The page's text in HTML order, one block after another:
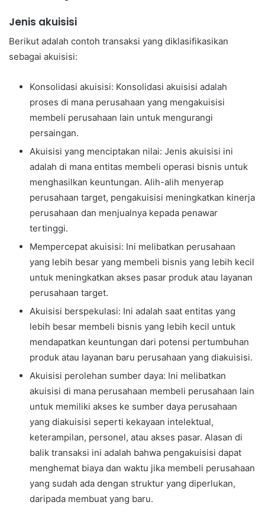
Jenis akuisisi
Berikut adalah contoh transaksi yang diklasifikasikan
sebagai akuisisi:
Konsolidasi akuisisi: Konsolidasi akuisisi adalah
proses di mana perusahaan yang mengakuisisi
membeli perusahaan lain untuk mengurangi
persaingan.
Akuisisi yang menciptakan nilai: Jenis akuisisi ini
adalah di mana entitas membeli operasi bisnis untuk
menghasilkan keuntungan. Alih-alih menyerap
perusahaan target, pengakuisisi meningkatkan kinerja
perusahaan dan menjualnya kepada penawar
tertinggi.
Mempercepat akuisisi: Ini melibatkan perusahaan
yang lebih besar yang membeli bisnis yang lebih kecil
untuk meningkatkan akses pasar produk atau layanan
perusahaan target.
Akuisisi berspekulasi: Ini adalah saat entitas yang
lebih besar membeli bisnis yang lebih kecil untuk
mendapatkan keuntungan dari potensi pertumbuhan
produk atau layanan baru perusahaan yang diakuisisi.
Akuisisi perolehan sumber daya: Ini melibatkan
akuisisi di mana perusahaan membeli perusahaan lain
untuk memiliki akses ke sumber daya perusahaan
yang diakuisisi seperti kekayaan intelektual,
keterampilan, personel, atau akses pasar. Alasan di
balik transaksi ini adalah bahwa pengakuisisi dapat
menghemat biaya dan waktu jika membeli perusahaan
yang sudah ada dengan struktur yang diperlukan,
daripada membuat yang baru.